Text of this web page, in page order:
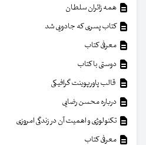
همه زائران سلطان
کتاب پسری که جادویی شد
معرفی کتاب
دوستی با کتاب
قالب پاورپوینت گرافیکی
درباره محسن رضایی
تکنولوژی و اهمیت آن در زندگی امروزی
معرفی کتاب